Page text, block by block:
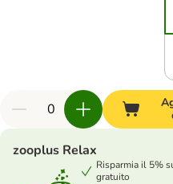
zooplus Relax
Risparmia il 5%
gratuito